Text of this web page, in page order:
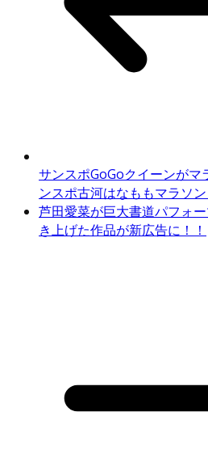
サンスポGoGoクイーンがマ
ンスポ古河はなももマラソン
芦田愛菜が巨大書道パフォ
き上げた作品が新広告に！！